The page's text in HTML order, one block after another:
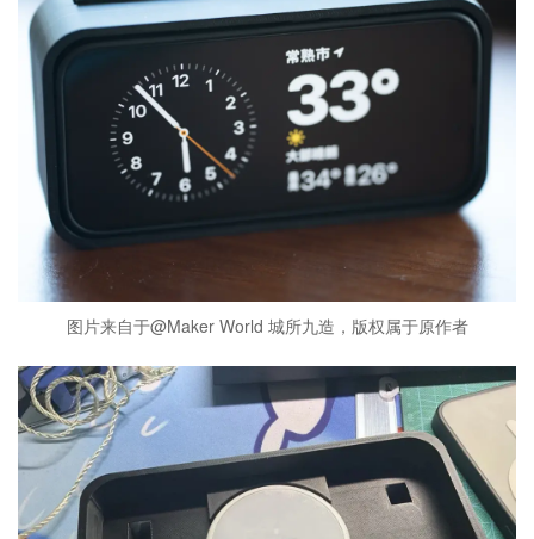
图片来自于@Maker World 城所九造，版权属于原作者